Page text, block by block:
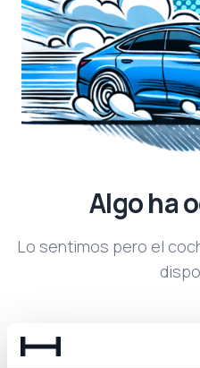
Algo ha
Lo sentimos pero el